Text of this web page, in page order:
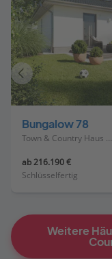
Bungalow 78
Town & Country Haus Deutschland
ab 216.190 €
Schlüsselfertig
Vorheriges
Haus
Weitere